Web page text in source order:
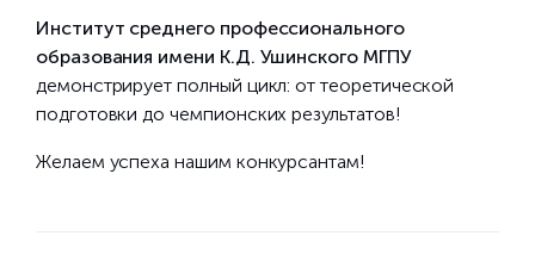
Институт среднего профессионального
образования имени К.Д. Ушинского МГПУ
демонстрирует полный цикл: от теоретической
подготовки до чемпионских результатов!
Желаем успеха нашим конкурсантам!